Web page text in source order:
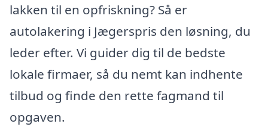
lakken til en opfriskning? Så er
autolakering i Jægerspris den løsning, du
leder efter. Vi guider dig til de bedste
lokale firmaer, så du nemt kan indhente
tilbud og finde den rette fagmand til
opgaven.